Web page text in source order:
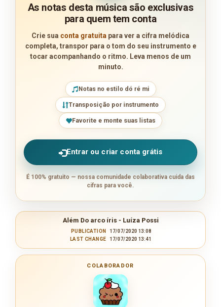
As notas desta música são exclusivas
para quem tem conta
Crie sua conta gratuita para ver a cifra melódica
completa, transpor para o tom do seu instrumento e
tocar acompanhando o ritmo. Leva menos de um
minuto.
Notas no estilo dó ré mi
Transposição por instrumento
Favorite e monte suas listas
Entrar ou criar conta grátis
É 100% gratuito — nossa comunidade colaborativa cuida das
cifras para você.
Além Do arco íris - Luíza Possi
PUBLICATION
17/07/2020 13:08
LAST CHANGE
17/07/2020 13:41
COLABORADOR